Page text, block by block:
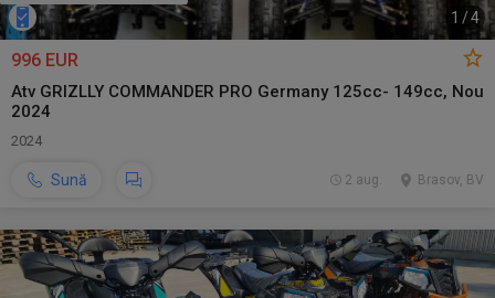
1 /4
996 EUR
Atv GRIZLLY COMMANDER PRO Germany 125cc- 149cc, Nou
2024
2024
Sună Brasov, BV
2 aug.